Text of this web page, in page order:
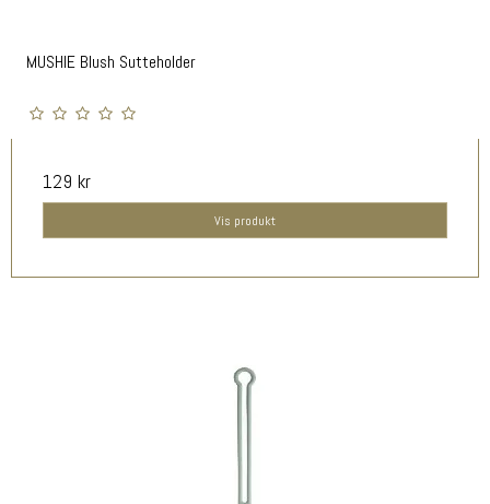
MUSHIE Blush Sutteholder
129 kr
Vis produkt